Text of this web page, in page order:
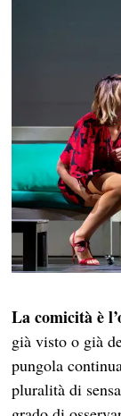
La comicità è
già visto o già
pungola
pluralità di